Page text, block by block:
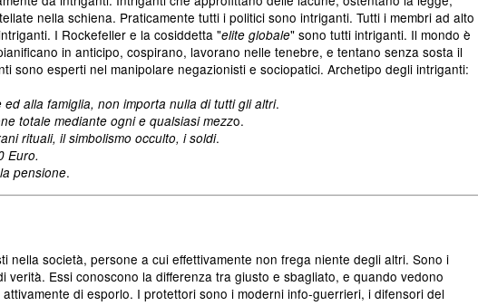
nella schiena. Praticamente tutti i politici sono intriganti. Tutti i membri ad alto
I Rockefeller e la cosiddetta "elite globale" sono tutti intriganti. Il mondo è
in anticipo, cospirano, lavorano nelle tenebre, e tentano senza sosta il
sono esperti nel manipolare negazionisti e sociopatici. Archetipo degli intriganti:
ed alla famiglia, non importa nulla di tutti gli altri.
totale mediante ogni e qualsiasi mezzo.
rituali, il simbolismo occulto, i soldi.
Euro.
pensione.
nella società, persone a cui effettivamente non frega niente degli altri. Sono i
verità. Essi conoscono la differenza tra giusto e sbagliato, e quando vedono
di esporlo. I protettori sono i moderni info-guerrieri, i difensori del